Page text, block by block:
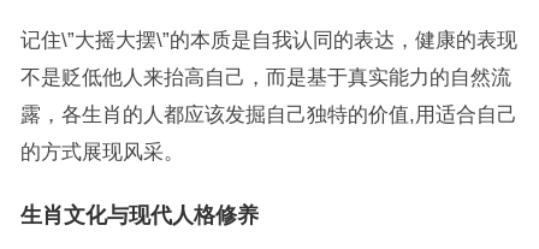
记住\”大摇大摆\”的本质是自我认同的表达，健康的表现
不是贬低他人来抬高自己，而是基于真实能力的自然流
露，各生肖的人都应该发掘自己独特的价值,用适合自己
的方式展现风采。
生肖文化与现代人格修养